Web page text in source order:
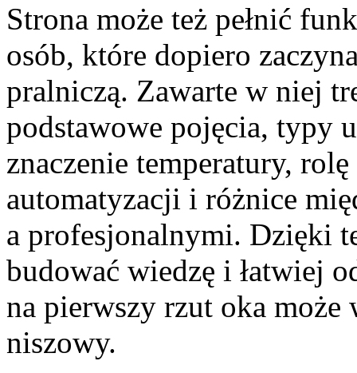
Strona może też pełnić
osób, które dopiero
pralniczą. Zawarte w niej
podstawowe pojęcia, typy
znaczenie temperatury,
automatyzacji i różnice
a profesjonalnymi. Dzięki
budować wiedzę i łatwiej
na pierwszy rzut oka
niszowy.